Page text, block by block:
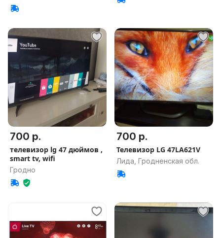
700 р.
телевизор lg 47 дюймов ,
smart tv, wifi
Гродно
700 р.
Телевизор LG 47LA621V
Лида, Гродненская обл.